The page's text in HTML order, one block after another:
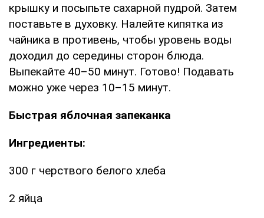
крышку и посыпьте сахарной пудрой. Затем
поставьте в духовку. Налейте кипятка из
чайника в противень, чтобы уровень воды
доходил до середины сторон блюда.
Выпекайте 40–50 минут. Готово! Подавать
можно уже через 10–15 минут.
Быстрая яблочная запеканка
Ингредиенты:
300 г черствого белого хлеба
2 яйца